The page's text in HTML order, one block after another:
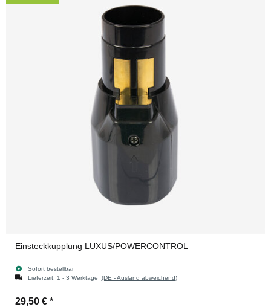
Einsteckkupplung LUXUS/POWERCONTROL
Sofort bestellbar
Lieferzeit: 1 - 3 Werktage (DE - Ausland abweichend)
29,50 € *